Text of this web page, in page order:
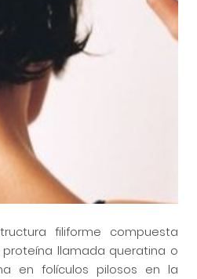
filiforme compuesta
llamada queratina o
en folículos pilosos en la